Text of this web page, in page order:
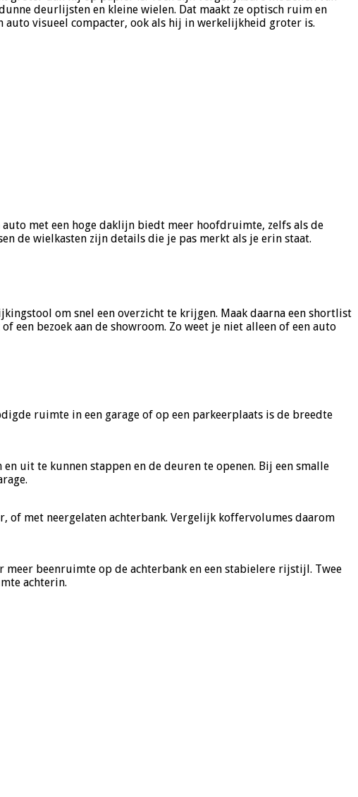
deurlijsten en kleine wielen. Dat maakt ze optisch ruim en
auto visueel compacter, ook als hij in werkelijkheid groter is.
met een hoge daklijn biedt meer hoofdruimte, zelfs als de
de wielkasten zijn details die je pas merkt als je erin staat.
om snel een overzicht te krijgen. Maak daarna een shortlist
bezoek aan de showroom. Zo weet je niet alleen of een auto
ruimte in een garage of op een parkeerplaats is de breedte
uit te kunnen stappen en de deuren te openen. Bij een smalle
met neergelaten achterbank. Vergelijk koffervolumes daarom
meer beenruimte op de achterbank en een stabielere rijstijl. Twee
achterin.